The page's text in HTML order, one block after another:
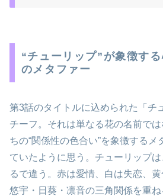
“チューリップ”が象徴す
のメタファー
第3話のタイトルに込められた「チ
チーフ。それは単なる花の名前で
ちの“関係性の色合い”を象徴するメ
ていたように思う。チューリップ
るで違う。赤は愛情、白は失恋、
悠宇・日葵・凛音の三角関係を重